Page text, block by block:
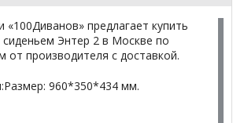
«100Диванов» предлагает купить
Энтер 2 в Москве по
от производителя с доставкой.
960*350*434 мм.